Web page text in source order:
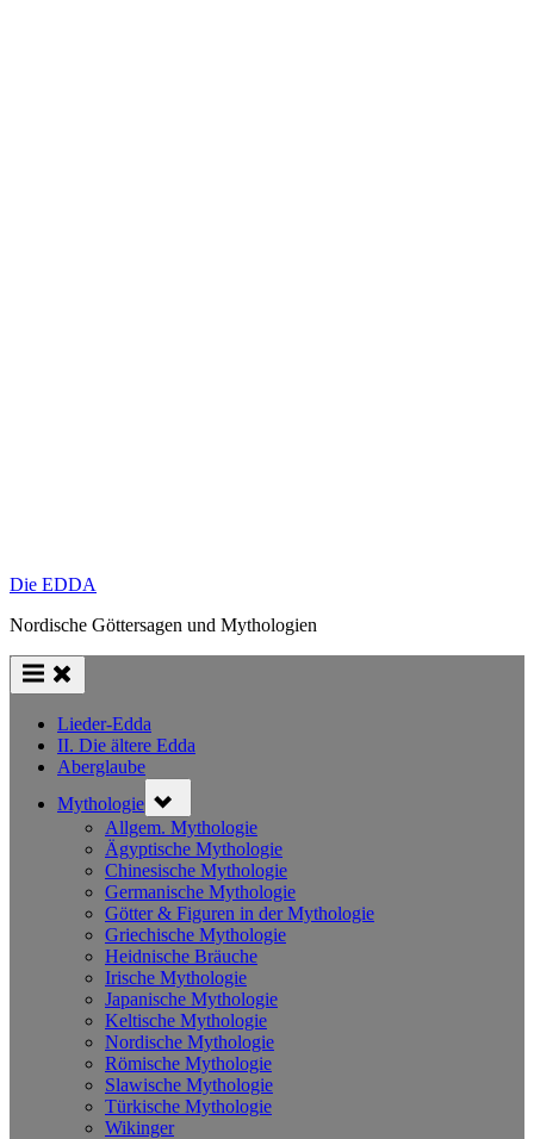
Die EDDA
Nordische Göttersagen und Mythologien
Lieder-Edda
II. Die ältere Edda
Aberglaube
Mythologie sub-
menu
Allgem. Mythologie
Ägyptische Mythologie
Chinesische Mythologie
Germanische Mythologie
Götter & Figuren in der Mythologie
Griechische Mythologie
Heidnische Bräuche
Irische Mythologie
Japanische Mythologie
Keltische Mythologie
Nordische Mythologie
Römische Mythologie
Slawische Mythologie
Türkische Mythologie
Wikinger